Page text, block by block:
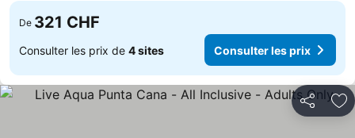
De 321 CHF
Consulter les prix de 4 sites Consulter les prix
Partager